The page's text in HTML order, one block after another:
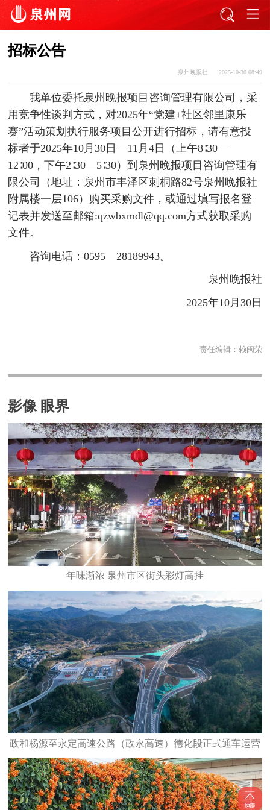
招标公告
泉州晚报社 2025-10-30 08:49
我单位委托泉州晚报项目咨询管理有限公司，采
用竞争性谈判方式，对2025年“党建+社区邻里康乐
赛”活动策划执行服务项目公开进行招标，请有意投
标者于2025年10月30日—11月4日（上午8∶30—
12∶00，下午2∶30—5∶30）到泉州晚报项目咨询管理有
限公司（地址：泉州市丰泽区刺桐路82号泉州晚报社
附属楼一层106）购买采购文件，或通过填写报名登
记表并发送至邮箱:qzwbxmdl@qq.com方式获取采购
文件。
咨询电话：0595—28189943。
泉州晚报社
2025年10月30日
责任编辑： 赖闽荣
影像 眼界
年味渐浓 泉州市区街头彩灯高挂
政和杨源至永定高速公路（政永高速）德化段正式通车运营